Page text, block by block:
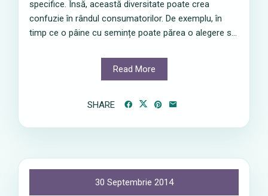
specifice. Însă, această diversitate poate crea
confuzie în rândul consumatorilor. De exemplu, în
timp ce o pâine cu semințe poate părea o alegere s...
Read More
SHARE
30 Septembrie 2014